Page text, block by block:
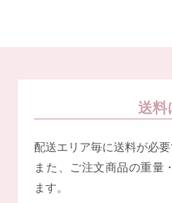
送料
配送エリア毎に送料が必要
また、ご注文商品の重量
ます。